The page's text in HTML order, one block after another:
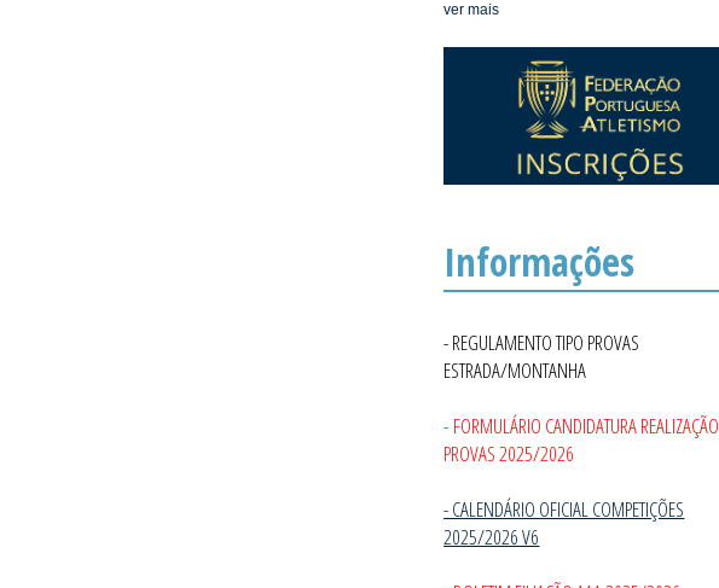
ver mais
Informações
- REGULAMENTO TIPO PROVAS
ESTRADA/MONTANHA
- FORMULÁRIO CANDIDATURA REALIZAÇÃO
PROVAS 2025/2026
- CALENDÁRIO OFICIAL COMPETIÇÕES
2025/2026 V6